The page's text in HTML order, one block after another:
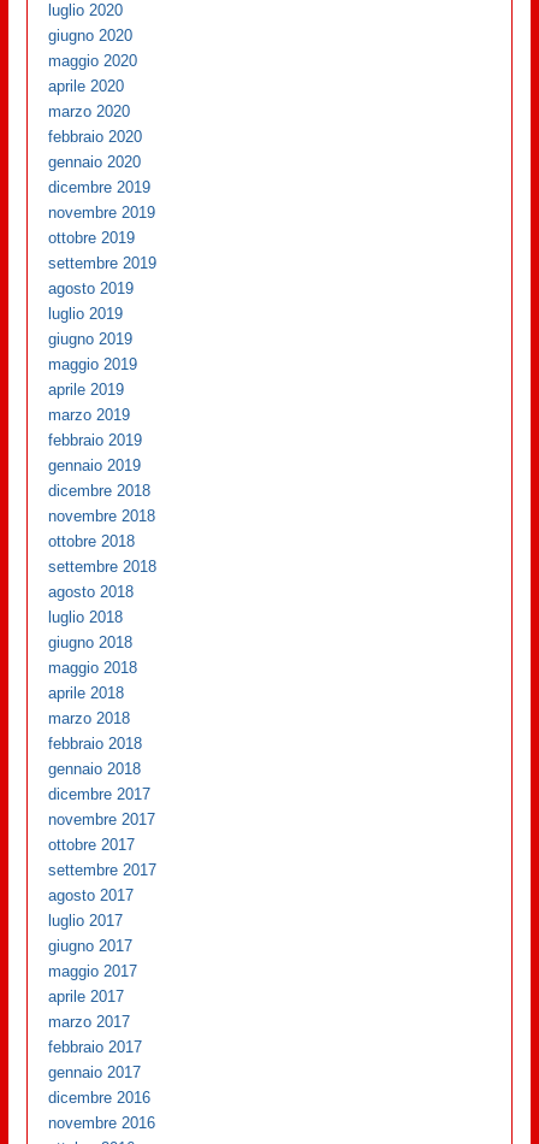
luglio 2020
giugno 2020
maggio 2020
aprile 2020
marzo 2020
febbraio 2020
gennaio 2020
dicembre 2019
novembre 2019
ottobre 2019
settembre 2019
agosto 2019
luglio 2019
giugno 2019
maggio 2019
aprile 2019
marzo 2019
febbraio 2019
gennaio 2019
dicembre 2018
novembre 2018
ottobre 2018
settembre 2018
agosto 2018
luglio 2018
giugno 2018
maggio 2018
aprile 2018
marzo 2018
febbraio 2018
gennaio 2018
dicembre 2017
novembre 2017
ottobre 2017
settembre 2017
agosto 2017
luglio 2017
giugno 2017
maggio 2017
aprile 2017
marzo 2017
febbraio 2017
gennaio 2017
dicembre 2016
novembre 2016